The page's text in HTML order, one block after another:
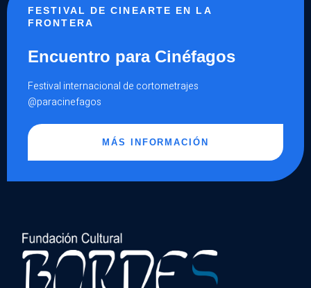
URGENTE
FESTIVAL DE CINEARTE EN LA
FRONTERA
Encuentro para Cinéfagos
Festival internacional de cortometrajes
@paracinefagos
MÁS INFORMACIÓN